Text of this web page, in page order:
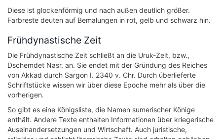
Diese ist glockenförmig und nach außen deutlich größer.
Farbreste deuten auf Bemalungen in rot, gelb und schwarz hin.
Frühdynastische Zeit
Die Frühdynastische Zeit schließt an die Uruk-Zeit, bzw.,
Dschemdet Nasr, an. Sie endet mit der Gründung des Reiches
von Akkad durch Sargon I. 2340 v. Chr. Durch überlieferte
Schriftstücke wissen wir über diese Epoche mehr als über die
vorherigen.
So gibt es eine Königsliste, die Namen sumerischer Könige
enthält. Andere Texte enthalten Informationen über kriegerische
Auseinandersetzungen und Wirtschaft. Auch juristische,